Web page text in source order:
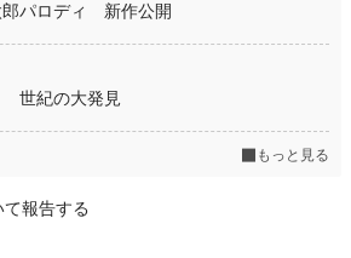
郎パロディ 新作公開
世紀の大発見
もっと見る
報告する